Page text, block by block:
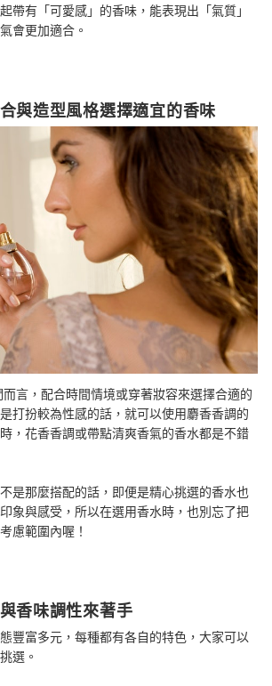
帶有「可愛感」的香味，能表現出「氣質」
會更加適合。
與造型風格選擇適宜的香味
言，配合時間情境或穿著妝容來選擇合適的
打扮較為性感的話，就可以使用麝香香調的
，花香香調或帶點清爽香氣的香水都是不錯
是那麼搭配的話，即便是精心挑選的香水也
象與感受，所以在選用香水時，也別忘了把
慮範圍內喔！
香味調性來著手
豐富多元，每種都有各自的特色，大家可以
選。